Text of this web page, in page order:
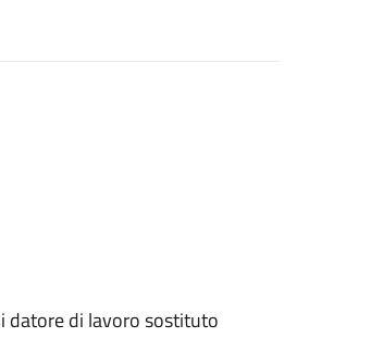
datore di lavoro sostituto